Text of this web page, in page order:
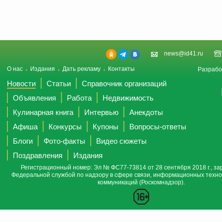
news@id41.ru
О нас Издания Дать рекламу Контакты
Новости Статьи
Справочник организаций
Объявления
Работа
Недвижимость
Кулинарная книга
Интервью
Анекдоты
Афиша
Конкурсы Купоны
Вопросы-ответы
Блоги
Фото-факты
Видео сюжеты
Поздравления
Издания
Регистрационный номер: Эл № ФС77-73814 от 28 сентября 2018 г.,
Федеральной службой по надзору в сфере связи, информационных
коммуникаций (Роскомнадзор).